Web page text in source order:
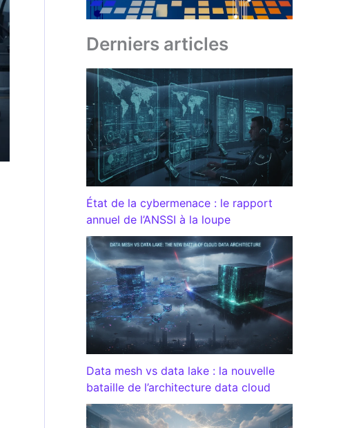
Derniers articles
État de la cybermenace : le rapport
annuel de l’ANSSI à la loupe
Data mesh vs data lake : la nouvelle
bataille de l’architecture data cloud